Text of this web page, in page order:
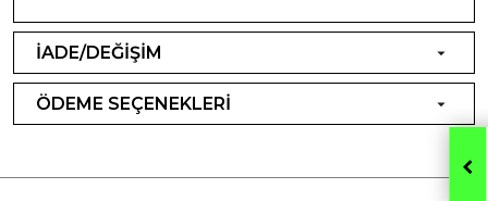
İADE/DEĞİŞİM
ÖDEME SEÇENEKLERİ